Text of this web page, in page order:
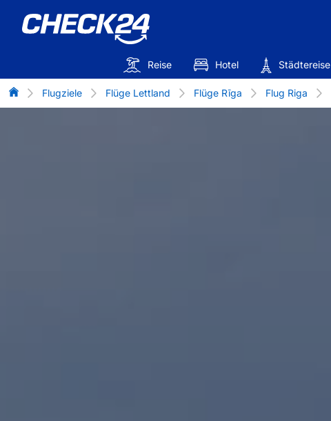
Reise Hotel Städtereise
Flug-Vergleich
Flugziele Flüge Lettland Flüge Rīga Flug Riga